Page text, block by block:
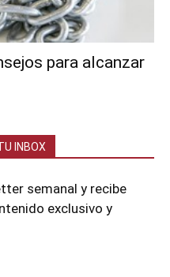
para alcanzar
INBOX
semanal y recibe
exclusivo y